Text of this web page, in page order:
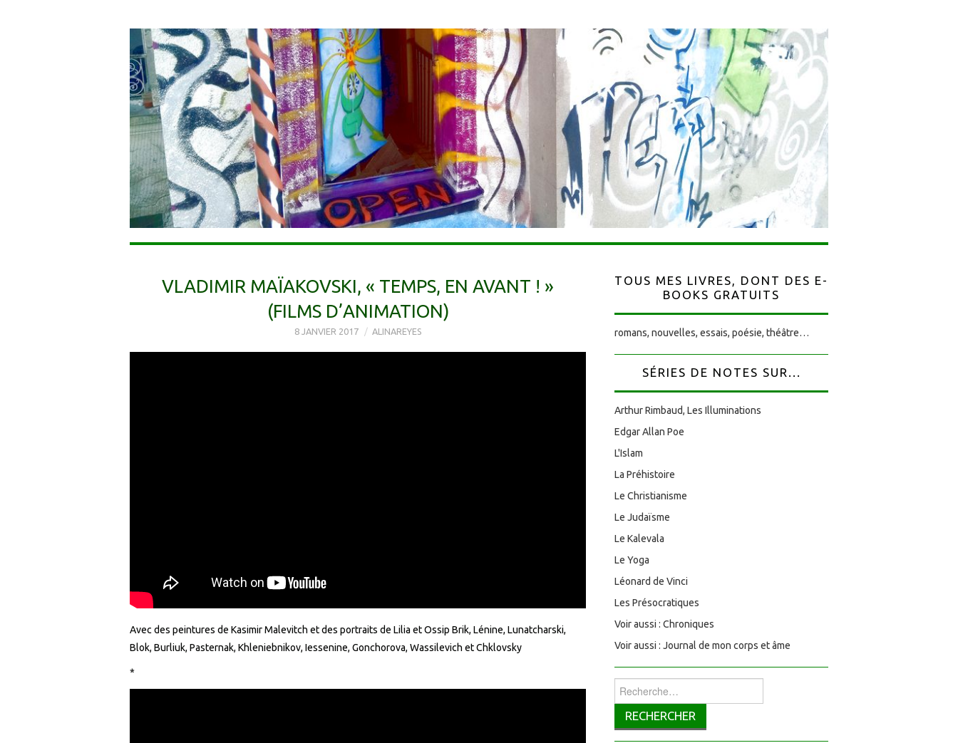
VLADIMIR MAÏAKOVSKI, « TEMPS, EN AVANT ! »
(FILMS D’ANIMATION)
8 JANVIER 2017 ALINAREYES
Avec des peintures de Kasimir Malevitch et des portraits de Lilia et Ossip Brik, Lénine, Lunatcharski,
Blok, Burliuk, Pasternak, Khleniebnikov, Iessenine, Gonchorova, Wassilevich et Chklovsky
*
TOUS MES LIVRES, DONT DES E-
BOOKS GRATUITS
romans, nouvelles, essais, poésie, théâtre…
SÉRIES DE NOTES SUR...
Arthur Rimbaud, Les Illuminations
Edgar Allan Poe
L'Islam
La Préhistoire
Le Christianisme
Le Judaïsme
Le Kalevala
Le Yoga
Léonard de Vinci
Les Présocratiques
Voir aussi : Chroniques
Voir aussi : Journal de mon corps et âme
Rechercher :